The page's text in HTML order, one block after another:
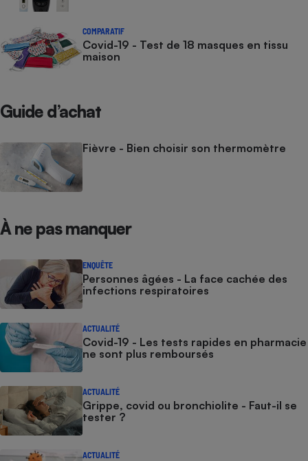
COMPARATIF
Covid-19 - Test de 18 masques en tissu
maison
Guide d’achat
Fièvre - Bien choisir son thermomètre
À ne pas manquer
ENQUÊTE
Personnes âgées - La face cachée des
infections respiratoires
ACTUALITÉ
Covid-19 - Les tests rapides en pharmacie
ne sont plus remboursés
ACTUALITÉ
Grippe, covid ou bronchiolite - Faut-il se
tester ?
ACTUALITÉ